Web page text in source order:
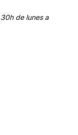
de lunes a